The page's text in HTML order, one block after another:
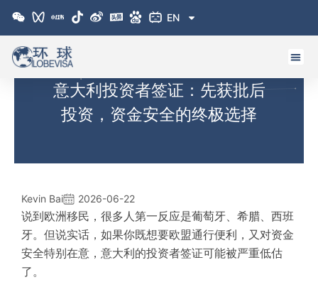
EN
意大利投资者签证：先获批后
投资，资金安全的终极选择
Kevin Bai 2026-06-22
说到欧洲移民，很多人第一反应是葡萄牙、希腊、西班
牙。但说实话，如果你既想要欧盟通行便利，又对资金
安全特别在意，意大利的投资者签证可能被严重低估
了。